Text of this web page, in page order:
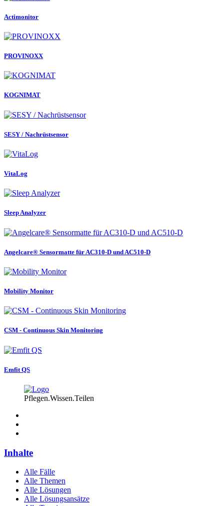
Actimonitor
PROVINOXX
KOGNIMAT
SESY / Nachrüstsensor
VitaLog
Sleep Analyzer
Angelcare® Sensormatte für AC310-D und AC510-D
Mobility Monitor
CSM - Continuous Skin Monitoring
Emfit QS
Pflegen.Wissen.Teilen
Inhalte
Alle Fälle
Alle Themen
Alle Lösungen
Alle Lösungsansätze